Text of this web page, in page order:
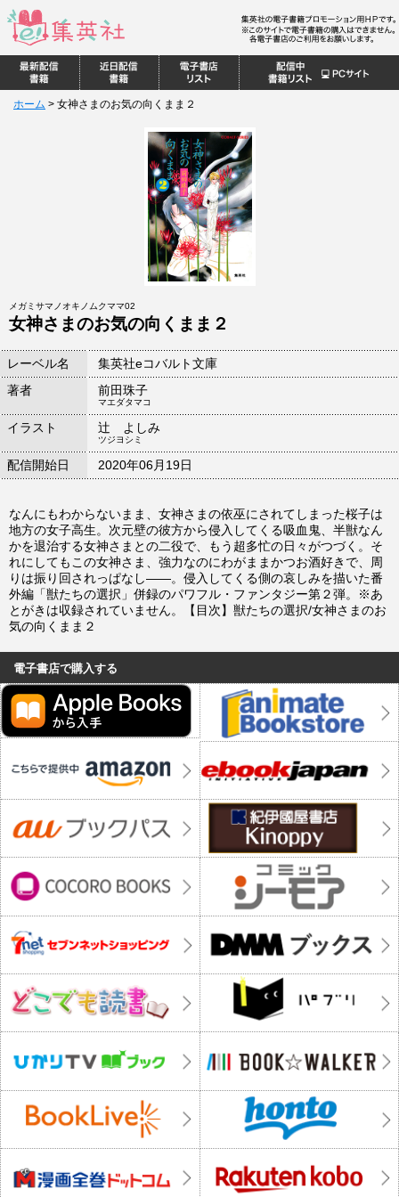
ホーム > 女神さまのお気の向くまま２
メガミサマノオキノムクママ02
女神さまのお気の向くまま２
レーベル名
集英社eコバルト文庫
著者
前田珠子
マエダタマコ
イラスト 辻 よしみ
ツジヨシミ
配信開始日 2020年06月19日
なんにもわからないまま、女神さまの依巫にされてしまった桜子は
地方の女子高生。次元壁の彼方から侵入してくる吸血鬼、半獣なん
かを退治する女神さまとの二役で、もう超多忙の日々がつづく。そ
れにしてもこの女神さま、強力なのにわがままかつお酒好きで、周
りは振り回されっぱなし――。侵入してくる側の哀しみを描いた番
外編「獣たちの選択」併録のパワフル・ファンタジー第２弾。※あ
とがきは収録されていません。【目次】獣たちの選択/女神さまのお
気の向くまま２
電子書店で購入する